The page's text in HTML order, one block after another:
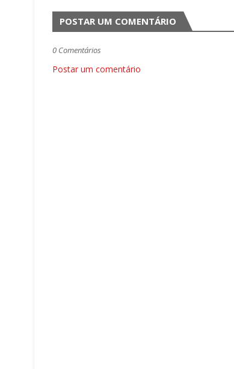
POSTAR UM COMENTÁRIO
0 Comentários
Postar um comentário